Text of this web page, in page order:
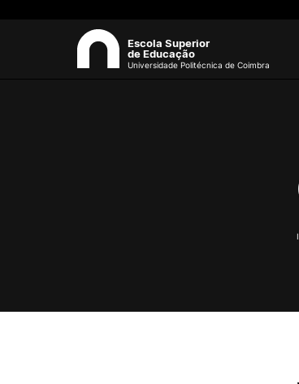
Órgãos de
Escola Superior
de Educação
Universidade Politécnica de Coimbra